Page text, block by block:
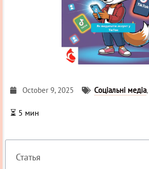
October 9, 2025 Соціальні медіа,
⏳ 5 мин
Статья